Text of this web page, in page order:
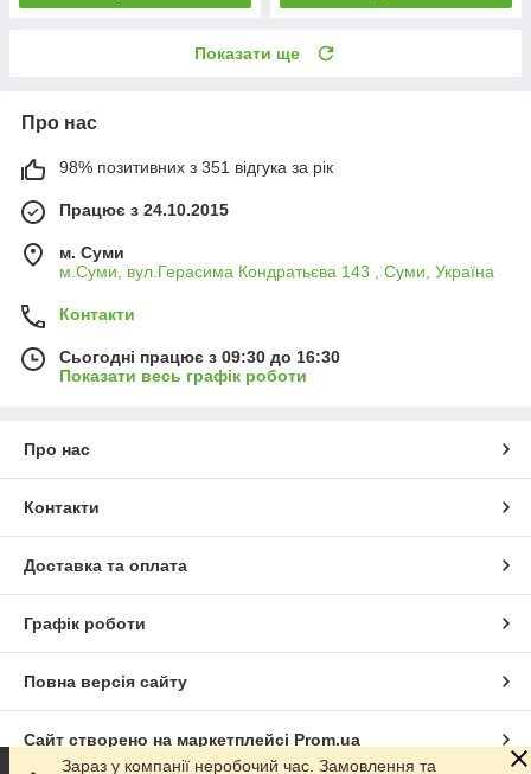
Показати ще
Про нас
98% позитивних з 351 відгука за рік
Працює з 24.10.2015
м. Суми
м.Суми, вул.Герасима Кондратьєва 143 , Суми, Україна
Контакти
Сьогодні працює з 09:30 до 16:30
Показати весь графік роботи
Про нас
Контакти
Доставка та оплата
Графік роботи
Повна версія сайту
Сайт створено на маркетплейсі Prom.ua
Зараз у компанії неробочий час. Замовлення та